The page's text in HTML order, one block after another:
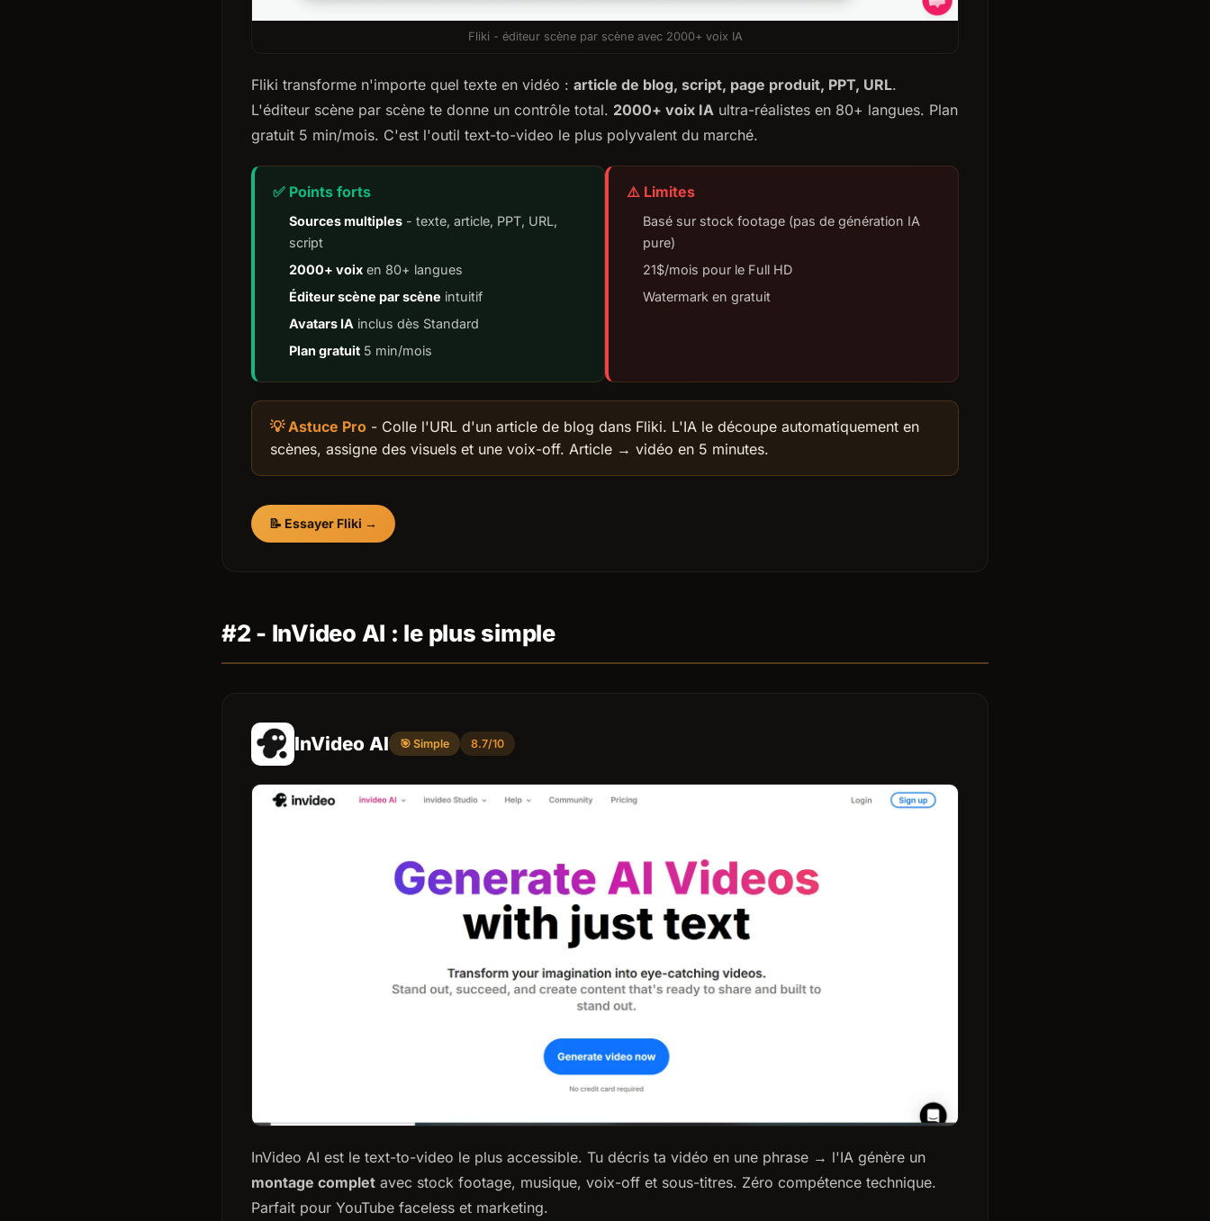
Fliki - éditeur scène par scène avec 2000+ voix IA
Fliki transforme n'importe quel texte en vidéo : article de blog, script, page produit, PPT, URL.
L'éditeur scène par scène te donne un contrôle total. 2000+ voix IA ultra-réalistes en 80+ langues. Plan
gratuit 5 min/mois. C'est l'outil text-to-video le plus polyvalent du marché.
✅ Points forts
Sources multiples - texte, article, PPT, URL,
script
2000+ voix en 80+ langues
Éditeur scène par scène intuitif
Avatars IA inclus dès Standard
Plan gratuit 5 min/mois
⚠️ Limites
Basé sur stock footage (pas de génération IA
pure)
21$/mois pour le Full HD
Watermark en gratuit
💡 Astuce Pro - Colle l'URL d'un article de blog dans Fliki. L'IA le découpe automatiquement en
scènes, assigne des visuels et une voix-off. Article → vidéo en 5 minutes.
📝 Essayer Fliki →
#2 - InVideo AI : le plus simple
InVideo AI 🎯 Simple 8.7/10
InVideo AI est le text-to-video le plus accessible. Tu décris ta vidéo en une phrase → l'IA génère un
montage complet avec stock footage, musique, voix-off et sous-titres. Zéro compétence technique.
Parfait pour YouTube faceless et marketing.